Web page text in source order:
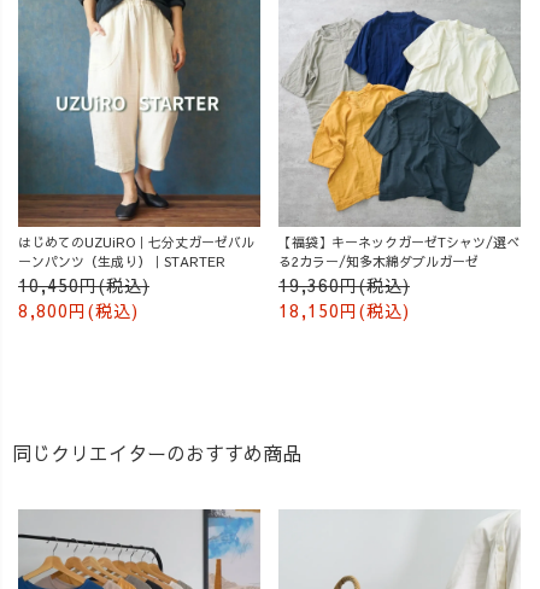
はじめてのUZUiRO｜七分丈ガーゼバル
ーンパンツ（生成り）｜STARTER
10,450円(税込)
8,800円(税込)
【福袋】キーネックガーゼTシャツ/選べ
る2カラー/知多木綿ダブルガーゼ
19,360円(税込)
18,150円(税込)
同じクリエイターのおすすめ商品